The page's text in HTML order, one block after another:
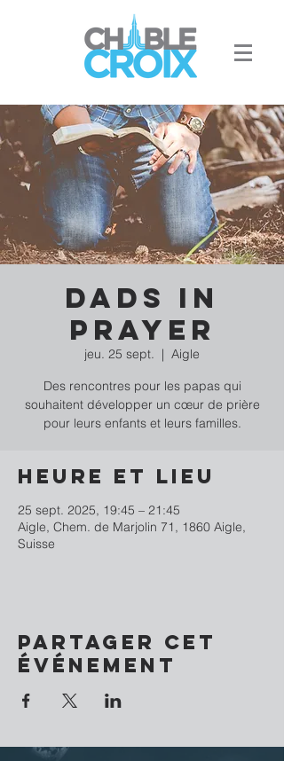
Dads in
prayer
jeu. 25 sept.
  |
Aigle
Des rencontres pour les papas qui
souhaitent développer un cœur de prière
pour leurs enfants et leurs familles.
Heure et lieu
25 sept. 2025, 19:45 – 21:45
Aigle, Chem. de Marjolin 71, 1860 Aigle,
Suisse
Partager cet
événement